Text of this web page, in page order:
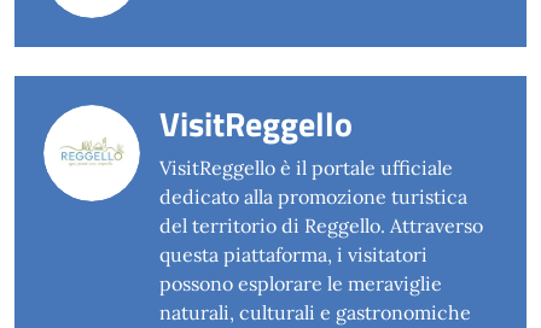
VisitReggello
VisitReggello è il portale ufficiale
dedicato alla promozione turistica
del territorio di Reggello. Attraverso
questa piattaforma, i visitatori
possono esplorare le meraviglie
naturali, culturali e gastronomiche